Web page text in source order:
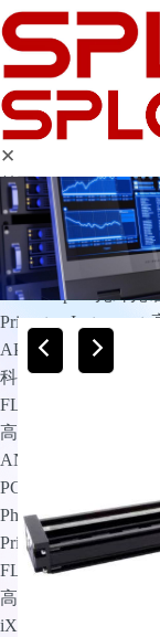
✕
首页
产品中心
光谱仪
Arcoptix傅里叶变换
Ocean Optics光纤光
Princeton
APE光谱仪
科学成像
FLIM相机
高灵敏相机
ANDOR
PCO
PhotoMetrics
Princeton Instruments
FLI
高速相机
iX Cameras